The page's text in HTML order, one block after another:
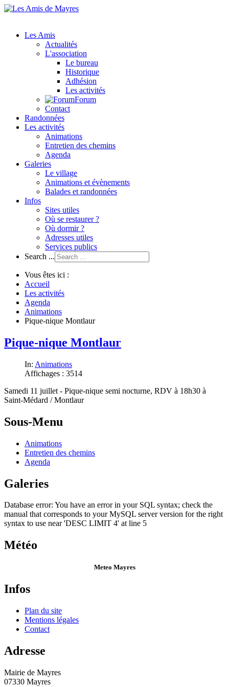
Les Amis
Actualités
L'association
Le bureau
Historique
Adhésion
Les activités
Forum
Contact
Randonnées
Les activités
Animations
Entretien des chemins
Agenda
Galeries
Le village
Animations et évènements
Balades et randonnées
Infos
Sites utiles
Où se restaurer ?
Où dormir ?
Adresses utiles
Services publics
Search ...
Vous êtes ici :
Accueil
Les activités
Agenda
Animations
Pique-nique Montlaur
Pique-nique Montlaur
In: Animations
Affichages : 3514
Samedi 11 juillet - Pique-nique semi nocturne, RDV à 18h30 à
Saint-Médard / Montlaur
Sous-Menu
Animations
Entretien des chemins
Agenda
Galeries
Database error: You have an error in your SQL syntax; check the
manual that corresponds to your MySQL server version for the right
syntax to use near 'DESC LIMIT 4' at line 5
Météo
Meteo Mayres
Infos
Plan du site
Mentions légales
Contact
Adresse
Mairie de Mayres
07330 Mayres